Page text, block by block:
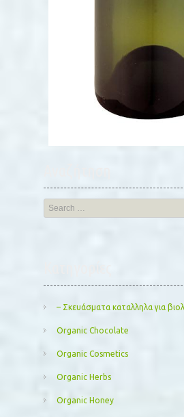
Search
for:
– Σκευάσματα καταλληλα για
Organic Chocolate
Organic Cosmetics
Organic Herbs
Organic Honey